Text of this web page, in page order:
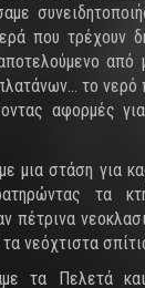
που τρέχουν
από
το νερό
αφορμές
μια στάση για
τα
πέτρινα
νεόχτιστα
τα Πελετά